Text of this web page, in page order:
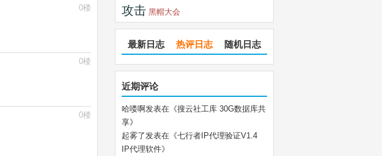
0楼
0楼
0楼
攻击 黑帽大会
最新日志 热评日志 随机日志
近期评论
哈喽啊发表在《搜云社工库 30G数据库共
享》
起雾了发表在《七行者IP代理验证V1.4
IP代理软件》